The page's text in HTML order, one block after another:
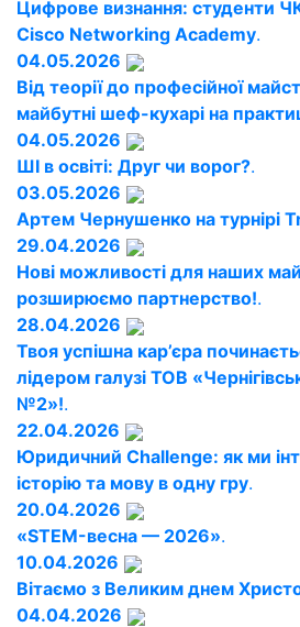
Цифрове визнання: студенти
Cisco Networking Academy.
04.05.2026
Від теорії до професійної
майбутні шеф-кухарі на
04.05.2026
ШІ в освіті: Друг чи ворог?.
03.05.2026
Артем Чернушенко на турнірі
29.04.2026
Нові можливості для наших
розширюємо партнерство!.
28.04.2026
Твоя успішна кар’єра
лідером галузі ТОВ
№2»!.
22.04.2026
Юридичний Challenge: як ми
історію та мову в одну гру.
20.04.2026
«STEM-весна — 2026».
10.04.2026
Вітаємо з Великим днем
04.04.2026